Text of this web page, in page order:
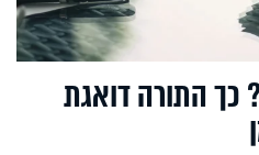
כך התורה דואגת